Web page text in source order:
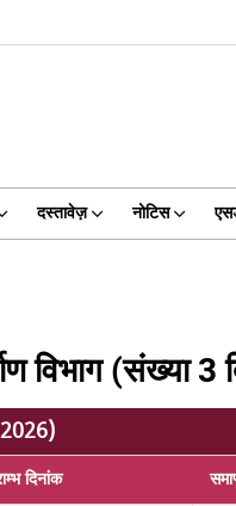
दस्तावेज़ नोटिस
विभाग
दिनांक